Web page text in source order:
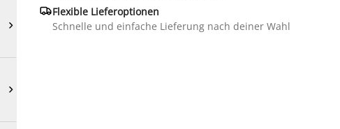


Flexible Lieferoptionen
Schnelle und einfache Lieferung nach deiner Wahl